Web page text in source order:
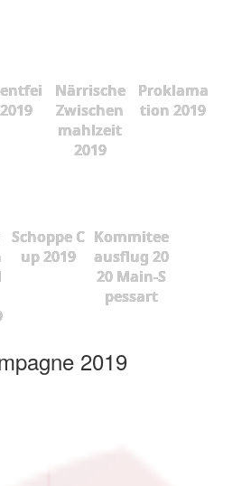
Närrische
Zwischen
mahlzeit
2019
Proklama
tion 2019
Schoppe C
up 2019
Kommitee
ausflug 20
20 Main-S
pessart
2019